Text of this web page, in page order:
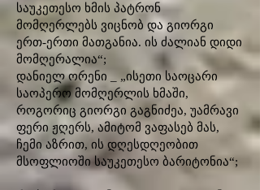
საუკეთესო ხმის პატრონ
მომღერლებს ვიცნობ და გიორგი
ერთ-ერთი მათგანია. ის ძალიან დიდი
მომღერალია“;
დანიელ ორენი _ „ისეთი საოცარი
საოპერო მომღერლის ხმაში,
როგორიც გიორგი გაგნიძეა, უამრავი
ფერი ჟღერს, ამიტომ ვაფასებ მას,
ჩემი აზრით, ის დღესდღეობით
მსოფლიოში საუკეთესო ბარიტონია“;